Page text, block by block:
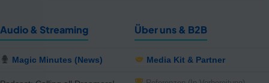
Audio & Streaming
Magic Minutes (News)
Über uns & B2B
Media Kit & Partner